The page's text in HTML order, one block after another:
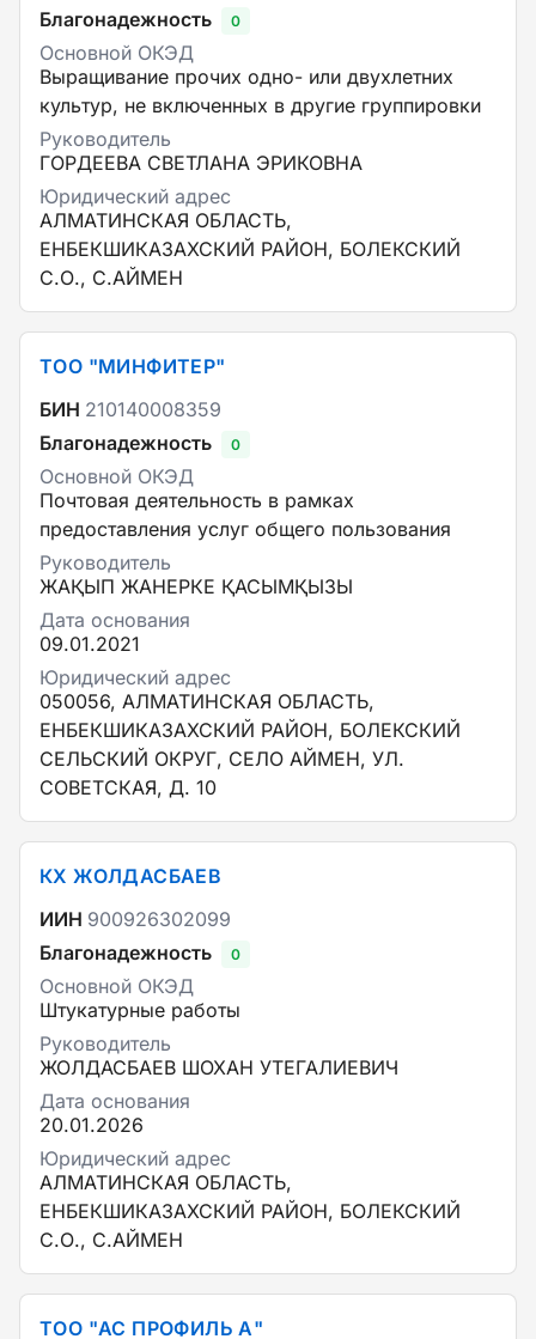
Благонадежность
0
Основной ОКЭД
Выращивание прочих одно- или двухлетних
культур, не включенных в другие группировки
Руководитель
ГОРДЕЕВА СВЕТЛАНА ЭРИКОВНА
Юридический адрес
АЛМАТИНСКАЯ ОБЛАСТЬ,
ЕНБЕКШИКАЗАХСКИЙ РАЙОН, БОЛЕКСКИЙ
С.О., С.АЙМЕН
ТОО "МИНФИТЕР"
БИН 210140008359
Благонадежность
0
Основной ОКЭД
Почтовая деятельность в рамках
предоставления услуг общего пользования
Руководитель
ЖАҚЫП ЖАНЕРКЕ ҚАСЫМҚЫЗЫ
Дата основания
09.01.2021
Юридический адрес
050056, АЛМАТИНСКАЯ ОБЛАСТЬ,
ЕНБЕКШИКАЗАХСКИЙ РАЙОН, БОЛЕКСКИЙ
СЕЛЬСКИЙ ОКРУГ, СЕЛО АЙМЕН, УЛ.
СОВЕТСКАЯ, Д. 10
КХ ЖОЛДАСБАЕВ
ИИН 900926302099
Благонадежность
0
Основной ОКЭД
Штукатурные работы
Руководитель
ЖОЛДАСБАЕВ ШОХАН УТЕГАЛИЕВИЧ
Дата основания
20.01.2026
Юридический адрес
АЛМАТИНСКАЯ ОБЛАСТЬ,
ЕНБЕКШИКАЗАХСКИЙ РАЙОН, БОЛЕКСКИЙ
С.О., С.АЙМЕН
ТОО "АС ПРОФИЛЬ А"